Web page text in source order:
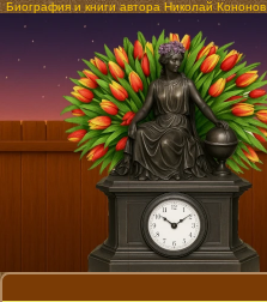
Биография и книги автора Николай Кононов